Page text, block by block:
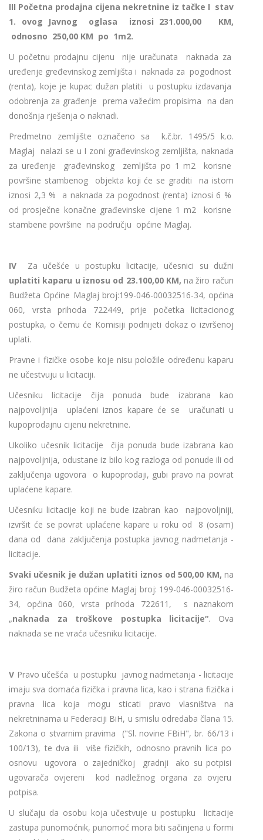
III Početna prodajna cijena nekretnine iz tačke I stav
1. ovog Javnog oglasa iznosi 231.000,00 KM,
odnosno 250,00 KM po 1m2.
U početnu prodajnu cijenu nije uračunata naknada za
uređenje gređevinskog zemljišta i naknada za pogodnost
(renta), koje je kupac dužan platiti u postupku izdavanja
odobrenja za građenje prema važećim propisima na dan
donošnja rješenja o naknadi.
Predmetno zemljište označeno sa k.č.br. 1495/5 k.o.
Maglaj nalazi se u I zoni građevinskog zemljišta, naknada
za uređenje građevinskog zemljišta po 1 m2 korisne
površine stambenog objekta koji će se graditi na istom
iznosi 2,3 % a naknada za pogodnost (renta) iznosi 6 %
od prosječne konačne građevinske cijene 1 m2 korisne
stambene površine na području općine Maglaj.
IV Za učešće u postupku licitacije, učesnici su dužni
uplatiti kaparu u iznosu od 23.100,00 KM, na žiro račun
Budžeta Općine Maglaj broj:199-046-00032516-34, općina
060, vrsta prihoda 722449, prije početka licitacionog
postupka, o čemu će Komisiji podnijeti dokaz o izvršenoj
uplati.
Pravne i fizičke osobe koje nisu položile određenu kaparu
ne učestvuju u licitaciji.
Učesniku licitacije čija ponuda bude izabrana kao
najpovoljnija uplaćeni iznos kapare će se uračunati u
kupoprodajnu cijenu nekretnine.
Ukoliko učesnik licitacije čija ponuda bude izabrana kao
najpovoljnija, odustane iz bilo kog razloga od ponude ili od
zaključenja ugovora o kupoprodaji, gubi pravo na povrat
uplaćene kapare.
Učesniku licitacije koji ne bude izabran kao najpovoljniji,
izvršit će se povrat uplaćene kapare u roku od 8 (osam)
dana od dana zaključenja postupka javnog nadmetanja -
licitacije.
Svaki učesnik je dužan uplatiti iznos od 500,00 KM, na
žiro račun Budžeta općine Maglaj broj: 199-046-00032516-
34, općina 060, vrsta prihoda 722611, s naznakom
„naknada za troškove postupka licitacije“. Ova
naknada se ne vraća učesniku licitacije.
V Pravo učešća u postupku javnog nadmetanja - licitacije
imaju sva domaća fizička i pravna lica, kao i strana fizička i
pravna lica koja mogu sticati pravo vlasništva na
nekretninama u Federaciji BiH, u smislu odredaba člana 15.
Zakona o stvarnim pravima ("Sl. novine FBiH", br. 66/13 i
100/13), te dva ili više fizičkih, odnosno pravnih lica po
osnovu ugovora o zajedničkoj gradnji ako su potpisi
ugovarača ovjereni kod nadležnog organa za ovjeru
potpisa.
U slučaju da osobu koja učestvuje u postupku licitacije
zastupa punomoćnik, punomoć mora biti sačinjena u formi